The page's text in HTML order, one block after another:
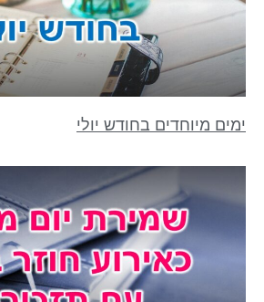
ימים מיוחדים בחודש יולי